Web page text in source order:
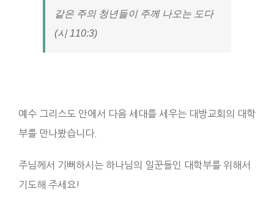
같은 주의 청년들이 주께 나오는 도다
(시 110:3)
예수 그리스도 안에서 다음 세대를 세우는 대방교회의 대학
부를 만나봤습니다.
주님께서 기뻐하시는 하나님의 일꾼들인 대학부를 위해서
기도해 주세요!